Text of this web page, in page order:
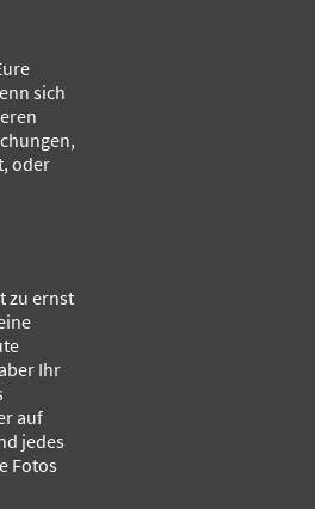
sich
oder
zu ernst
Ihr
auf
jedes
Fotos